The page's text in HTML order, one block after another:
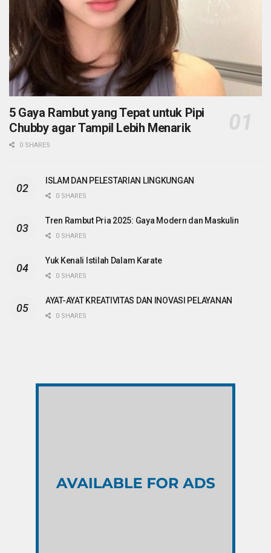
5 Gaya Rambut yang Tepat untuk Pipi
Chubby agar Tampil Lebih Menarik
0 SHARES
ISLAM DAN PELESTARIAN LINGKUNGAN
0 SHARES
Tren Rambut Pria 2025: Gaya Modern dan Maskulin
0 SHARES
Yuk Kenali Istilah Dalam Karate
0 SHARES
AYAT-AYAT KREATIVITAS DAN INOVASI PELAYANAN
0 SHARES